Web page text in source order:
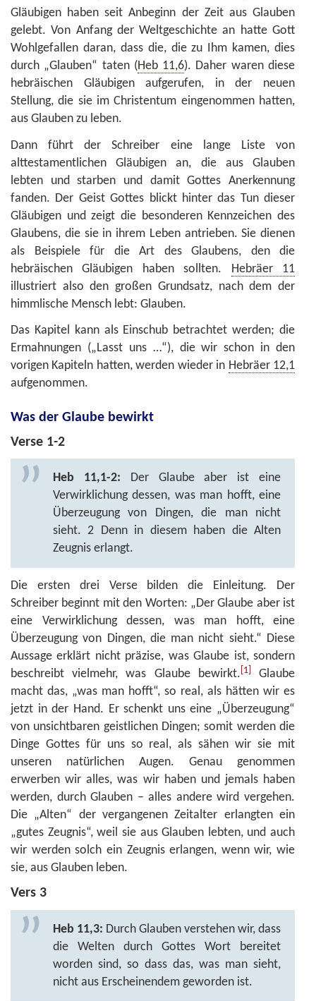
Gläubigen haben seit Anbeginn der Zeit aus Glauben
gelebt. Von Anfang der Weltgeschichte an hatte Gott
Wohlgefallen daran, dass die, die zu Ihm kamen, dies
durch „Glauben“ taten (Heb 11,6). Daher waren diese
hebräischen Gläubigen aufgerufen, in der neuen
Stellung, die sie im Christentum eingenommen hatten,
aus Glauben zu leben.
Dann führt der Schreiber eine lange Liste von
alttestamentlichen Gläubigen an, die aus Glauben
lebten und starben und damit Gottes Anerkennung
fanden. Der Geist Gottes blickt hinter das Tun dieser
Gläubigen und zeigt die besonderen Kennzeichen des
Glaubens, die sie in ihrem Leben antrieben. Sie dienen
als Beispiele für die Art des Glaubens, den die
hebräischen Gläubigen haben sollten.
Hebräer 11
illustriert also den großen Grundsatz, nach dem der
himmlische Mensch lebt: Glauben.
Das Kapitel kann als Einschub betrachtet werden; die
Ermahnungen („Lasst uns …“), die wir schon in den
vorigen Kapiteln hatten, werden wieder in Hebräer 12,1
aufgenommen.
Was der Glaube bewirkt
Verse 1-2
Heb 11,1-2: Der Glaube aber ist eine
Verwirklichung dessen, was man hofft, eine
Überzeugung von Dingen, die man nicht
sieht. 2 Denn in diesem haben die Alten
Zeugnis erlangt.
Die ersten drei Verse bilden die Einleitung. Der
Schreiber beginnt mit den Worten: „Der Glaube aber ist
eine Verwirklichung dessen, was man hofft, eine
Überzeugung von Dingen, die man nicht sieht.“ Diese
Aussage erklärt nicht präzise, was Glaube ist, sondern
beschreibt vielmehr, was Glaube bewirkt. [1] Glaube
macht das, „was man hofft“, so real, als hätten wir es
jetzt in der Hand. Er schenkt uns eine „Überzeugung“
von unsichtbaren geistlichen Dingen; somit werden die
Dinge Gottes für uns so real, als sähen wir sie mit
unseren natürlichen Augen. Genau genommen
erwerben wir alles, was wir haben und jemals haben
werden, durch Glauben – alles andere wird vergehen.
Die „Alten“ der vergangenen Zeitalter erlangten ein
„gutes Zeugnis“, weil sie aus Glauben lebten, und auch
wir werden solch ein Zeugnis erlangen, wenn wir, wie
sie, aus Glauben leben.
Vers 3
Heb 11,3: Durch Glauben verstehen wir, dass
die Welten durch Gottes Wort bereitet
worden sind, so dass das, was man sieht,
nicht aus Erscheinendem geworden ist.